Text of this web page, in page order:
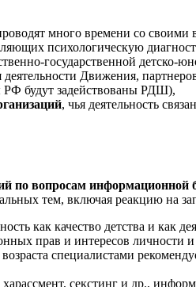
много времени со своими
психологическую
государственной детско-
Движения,
РФ будут задействованы РДШ),
, чья деятельность
по вопросам информационной
тем, включая реакцию на
как качество детства и как
прав и интересов личности
специалистами
секстинг и др.,